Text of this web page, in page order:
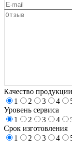
Качество продукции
1
2 3 4
Уровень сервиса
1
2 3 4
Срок изготовления
1
2 3 4